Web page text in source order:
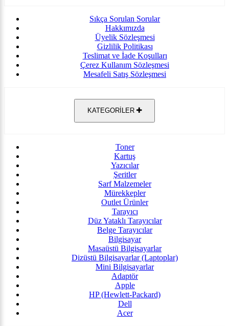
Sıkça Sorulan Sorular
Hakkımızda
Üyelik Sözleşmesi
Gizlilik Politikası
Teslimat ve İade Koşulları
Çerez Kullanım Sözleşmesi
Mesafeli Satış Sözleşmesi
KATEGORİLER
Toner
Kartuş
Yazıcılar
Şeritler
Sarf Malzemeler
Mürekkepler
Outlet Ürünler
Tarayıcı
Düz Yataklı Tarayıcılar
Belge Tarayıcılar
Bilgisayar
Masaüstü Bilgisayarlar
Dizüstü Bilgisayarlar (Laptoplar)
Mini Bilgisayarlar
Adaptör
Apple
HP (Hewlett-Packard)
Dell
Acer